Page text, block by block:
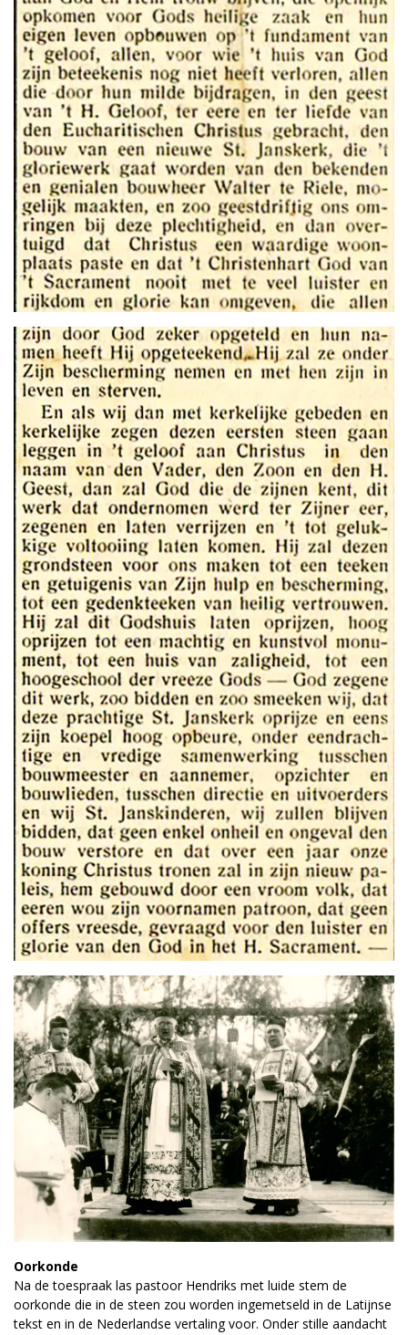
Oorkonde
Na de toespraak las pastoor Hendriks met luide stem de
oorkonde die in de steen zou worden ingemetseld in de Latijnse
tekst en in de Nederlandse vertaling voor. Onder stille aandacht